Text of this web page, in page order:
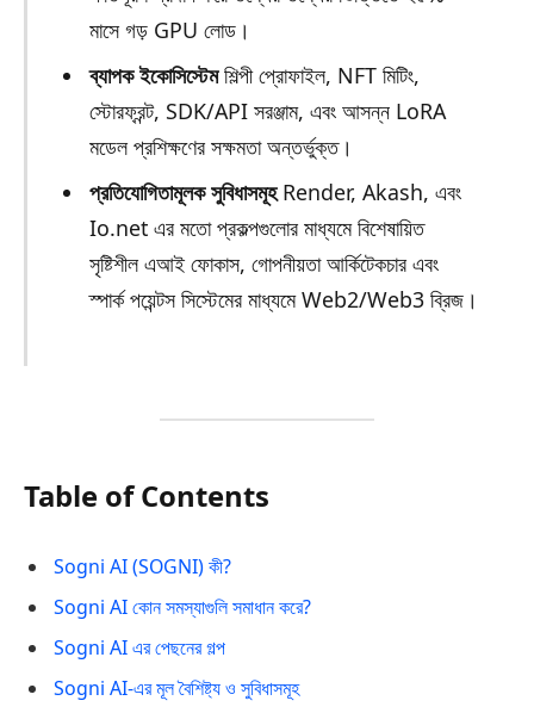
মাসে গড় GPU লোড।
ব্যাপক ইকোসিস্টেমশিল্পী প্রোফাইল, NFT মিটিং,
স্টোরফ্রন্ট, SDK/API সরঞ্জাম, এবং আসন্ন LoRA
মডেল প্রশিক্ষণের সক্ষমতা অন্তর্ভুক্ত।
প্রতিযোগিতামূলক সুবিধাসমূহRender, Akash, এবং
Io.net এর মতো প্রকল্পগুলোর মাধ্যমে বিশেষায়িত
সৃষ্টিশীল এআই ফোকাস, গোপনীয়তা আর্কিটেকচার এবং
স্পার্ক পয়েন্টস সিস্টেমের মাধ্যমে Web2/Web3 ব্রিজ।
Table of Contents
Sogni AI (SOGNI) কী?
Sogni AI কোন সমস্যাগুলি সমাধান করে?
Sogni AI এর পেছনের গল্প
Sogni AI-এর মূল বৈশিষ্ট্য ও সুবিধাসমূহ